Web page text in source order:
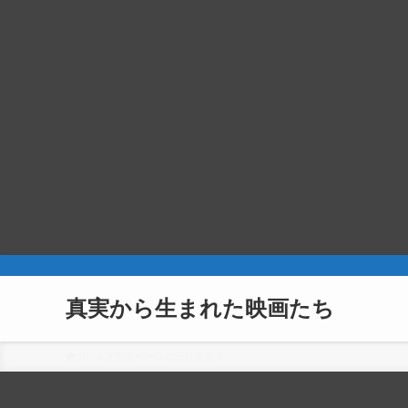
真実から生まれた映画たち